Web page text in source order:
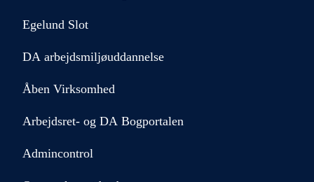
Egelund Slot
DA arbejdsmiljøuddannelse
Åben Virksomhed
Arbejdsret- og DA Bogportalen
Admincontrol